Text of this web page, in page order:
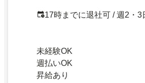
17時までに退社可 / 週2・3
未経験OK
週払いOK
昇給あり